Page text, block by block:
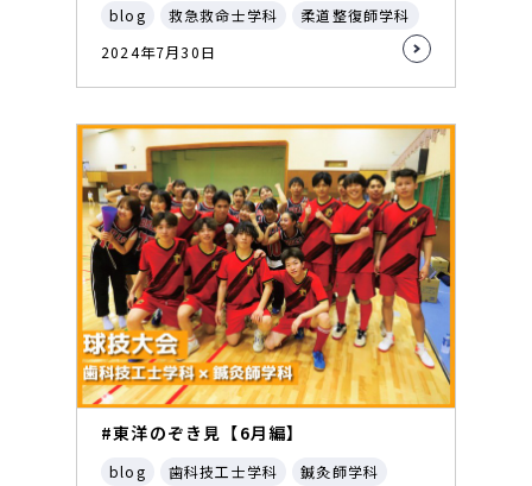
blog 救急救命士学科
柔道整復師学科
2024年7月30日
#東洋のぞき見【6月編】
blog 歯科技工士学科
鍼灸師学科